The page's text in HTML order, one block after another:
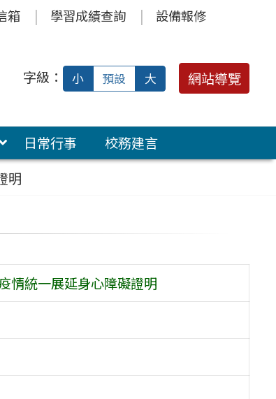
箱 學習成績查詢 設備報修
字級： 小 預設 大 網站導覽
日常行事
校務建言
明
情統一展延身心障礙證明